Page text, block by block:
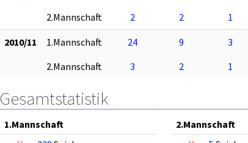
2.Mannschaft
2 2 1
2010/11 1.Mannschaft 24 9 3
2.Mannschaft
3 2 1
Gesamtstatistik
1.Mannschaft
2.Mannschaft